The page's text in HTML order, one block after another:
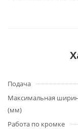
Подача
Максимальная
(мм)
Работа по кромке